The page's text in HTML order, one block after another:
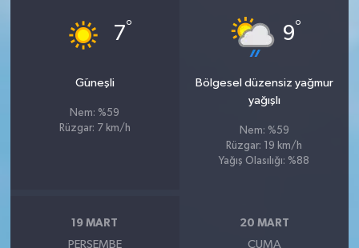
7°
Güneşli
Nem: %59
Rüzgar: 7 km/h
9°
Bölgesel düzensiz yağmur
yağışlı
Nem: %59
Rüzgar: 19 km/h
Yağış Olasılığı: %88
19 MART
PERŞEMBE
20 MART
CUMA